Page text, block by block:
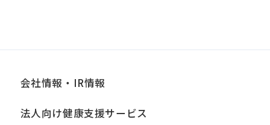
会社情報・IR情報
法人向け健康支援サービス